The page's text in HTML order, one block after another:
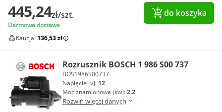
445,24zł/szt.
Darmowa dostawa
do koszyka
Kaucja: 136,53 zł
Rozrusznik BOSCH 1 986 S00 737
BOS1986S00737
Napięcie [v]: 12
Moc znamionowa [kw]:2.2
Rozwiń więcej danych